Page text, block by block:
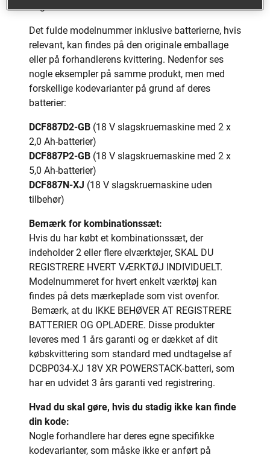
bogstavet D.
Det fulde modelnummer inklusive batterierne, hvis
relevant, kan findes på den originale emballage
eller på forhandlerens kvittering. Nedenfor ses
nogle eksempler på samme produkt, men med
forskellige kodevarianter på grund af deres
batterier:
DCF887D2-GB (18 V slagskruemaskine med 2 x
2,0 Ah-batterier)
DCF887P2-GB (18 V slagskruemaskine med 2 x
5,0 Ah-batterier)
DCF887N-XJ (18 V slagskruemaskine uden
tilbehør)
Bemærk for kombinationssæt:
Hvis du har købt et kombinationssæt, der
indeholder 2 eller flere elværktøjer, SKAL DU
REGISTRERE HVERT VÆRKTØJ INDIVIDUELT.
Modelnummeret for hvert enkelt værktøj kan
findes på dets mærkeplade som vist ovenfor.
Bemærk, at du IKKE BEHØVER AT REGISTRERE
BATTERIER OG OPLADERE. Disse produkter
leveres med 1 års garanti og er dækket af dit
købskvittering som standard med undtagelse af
DCBP034-XJ 18V XR POWERSTACK-batteri, som
har en udvidet 3 års garanti ved registrering.
Hvad du skal gøre, hvis du stadig ikke kan finde
din kode:
Nogle forhandlere har deres egne specifikke
kodevarianter, som måske ikke er anført på